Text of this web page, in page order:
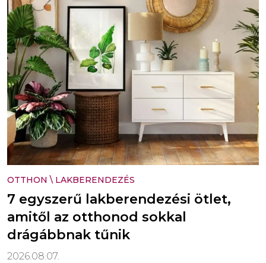
OTTHON \ LAKBERENDEZÉS
7 egyszerű lakberendezési ötlet,
amitől az otthonod sokkal
drágábbnak tűnik
2026.08.07.